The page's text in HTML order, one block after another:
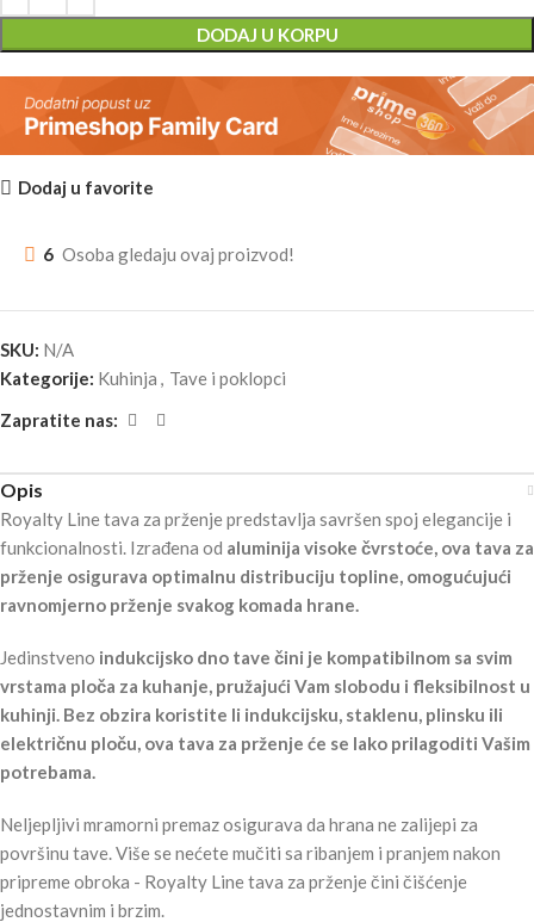
DODAJ U KORPU
Dodaj u favorite
6 Osoba gledaju ovaj proizvod!
SKU: N/A
Kategorije: Kuhinja , Tave i poklopci
Zapratite nas:
Opis
Royalty Line tava za prženje predstavlja savršen spoj elegancije i
funkcionalnosti. Izrađena od aluminija visoke čvrstoće, ova tava za
prženje osigurava optimalnu distribuciju topline, omogućujući
ravnomjerno prženje svakog komada hrane.
Jedinstveno indukcijsko dno tave čini je kompatibilnom sa svim
vrstama ploča za kuhanje, pružajući Vam slobodu i fleksibilnost u
kuhinji. Bez obzira koristite li indukcijsku, staklenu, plinsku ili
električnu ploču, ova tava za prženje će se lako prilagoditi Vašim
potrebama.
Neljepljivi mramorni premaz osigurava da hrana ne zalijepi za
površinu tave. Više se nećete mučiti sa ribanjem i pranjem nakon
pripreme obroka - Royalty Line tava za prženje čini čišćenje
jednostavnim i brzim.